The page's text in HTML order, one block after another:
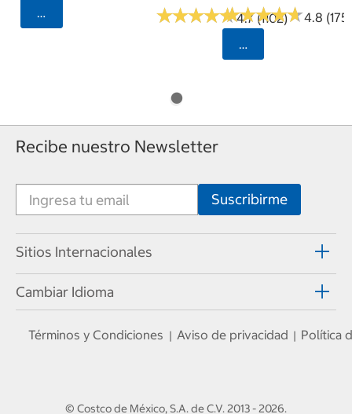
Seleccionar Código Postal
★★★★★
★★★★★4.7 (1102)
★★★★★
★★★★★4.8 (175)
Seleccionar
Recibe nuestro Newsletter
Sitios Internacionales
Cambiar Idioma
Términos y Condiciones | Aviso de privacidad | Política
© Costco de México, S.A. de C.V.2013 - 2026.